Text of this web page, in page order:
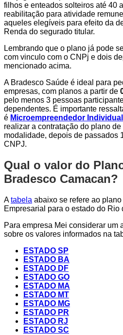
filhos e enteados solteiros até 40
reabilitação para atividade
aqueles elegíveis para efeito da
Renda do segurado titular.
Lembrando que o plano já pode
com vinculo com o CNPj e dois
mencionado acima.
A Bradesco Saúde é ideal para
empresas, com planos a partir de
pelo menos 3 pessoas
dependentes. É importante
é Microempreendedor Individual
realizar a contratação do plano
modalidade, depois de passados
CNPJ.
Qual o valor do
Bradesco Camacan?
Atabela abaixo se refere ao
Empresarial para o estado do Rio
Para empresa Mei considerar um
sobre os valores informados na
ESTADO SP
ESTADO BA
ESTADO DF
ESTADO GO
ESTADO MA
ESTADO MT
ESTADO MG
ESTADO PR
ESTADO RJ
ESTADO SC